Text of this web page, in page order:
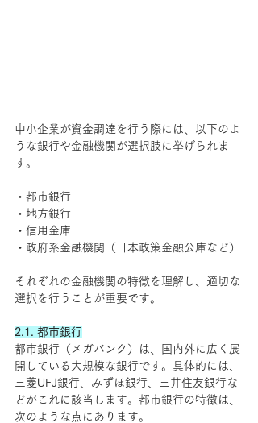
中小企業が資金調達を行う際には、以下のよ
うな銀行や金融機関が選択肢に挙げられま
す。
・都市銀行
・地方銀行
・信用金庫
・政府系金融機関（日本政策金融公庫など）
それぞれの金融機関の特徴を理解し、適切な
選択を行うことが重要です。
2.1. 都市銀行
都市銀行（メガバンク）は、国内外に広く展
開している大規模な銀行です。具体的には、
三菱UFJ銀行、みずほ銀行、三井住友銀行な
どがこれに該当します。都市銀行の特徴は、
次のような点にあります。